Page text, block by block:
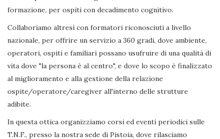
formazione, per ospiti con decadimento cognitivo.
Collaboriamo altresì con formatori riconosciuti a livello
nazionale, per offrire un servizio a 360 gradi, dove ambiente,
operatori, ospiti e familiari possano usufruire di una qualità di
vita dove "la persona è al centro", e dove lo scopo è finalizzato
al miglioramento e alla gestione della relazione
ospite/operatore/caregiver all'interno delle strutture
adibite.
In questa ottica organizziamo corsi ed eventi periodici sulle
T.N.F., presso la nostra sede di Pistoia, dove rilasciamo